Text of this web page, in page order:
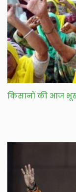
किसानों की आज